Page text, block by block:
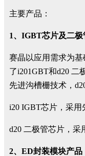
主要产品：
1、IGBT芯片及二
赛晶以应用需求为
了i201GBT和d20 二
先进沟槽栅技术，
i20 IGBT芯片，采
d20 二极管芯片，采
2、ED封装模块产品